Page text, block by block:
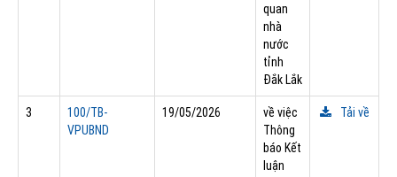
quan
nhà
nước
tỉnh
Đắk Lắk
3
100/TB-
VPUBND
19/05/2026
về việc
Thông
báo Kết
luận
Tải về